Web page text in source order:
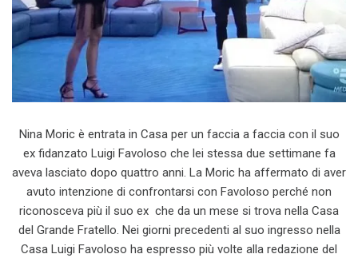
Nina Moric è entrata in Casa per un faccia a faccia con il suo
ex fidanzato Luigi Favoloso che lei stessa due settimane fa
aveva lasciato dopo quattro anni. La Moric ha affermato di aver
avuto intenzione di confrontarsi con Favoloso perché non
riconosceva più il suo ex che da un mese si trova nella Casa
del Grande Fratello. Nei giorni precedenti al suo ingresso nella
Casa Luigi Favoloso ha espresso più volte alla redazione del